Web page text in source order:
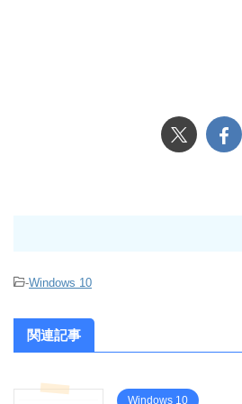
-Windows 10
関連記事
Windows 10